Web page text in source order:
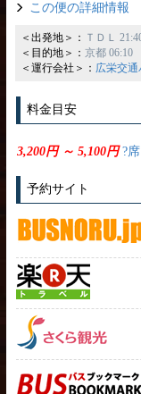
この便の詳細情報
＜出発地＞： ＴＤＬ
＜目的地＞： 京都
＜運行会社＞： 広栄交通
料金目安
3,200円 ～ 5,100円?席
予約サイト